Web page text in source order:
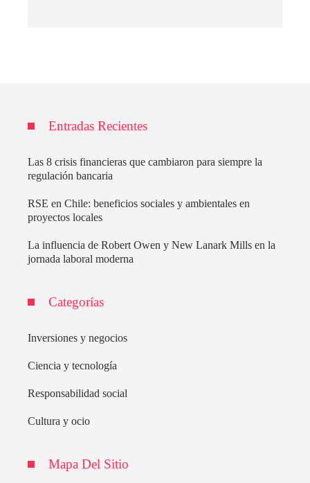
Entradas Recientes
Las 8 crisis financieras que cambiaron para siempre la
regulación bancaria
RSE en Chile: beneficios sociales y ambientales en
proyectos locales
La influencia de Robert Owen y New Lanark Mills en la
jornada laboral moderna
Categorías
Inversiones y negocios
Ciencia y tecnología
Responsabilidad social
Cultura y ocio
Mapa Del Sitio